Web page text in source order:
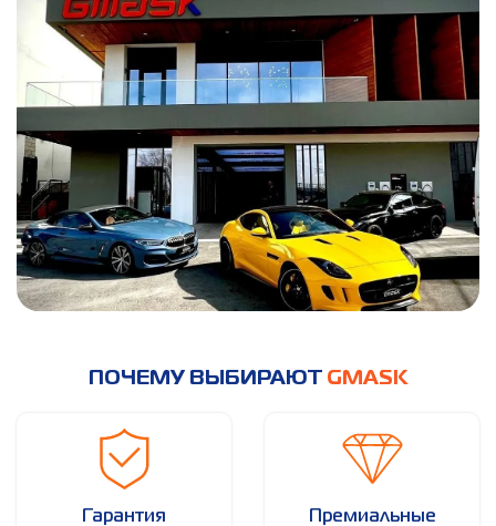
ПОЧЕМУ ВЫБИРАЮТ GMASK
Гарантия
Премиальные